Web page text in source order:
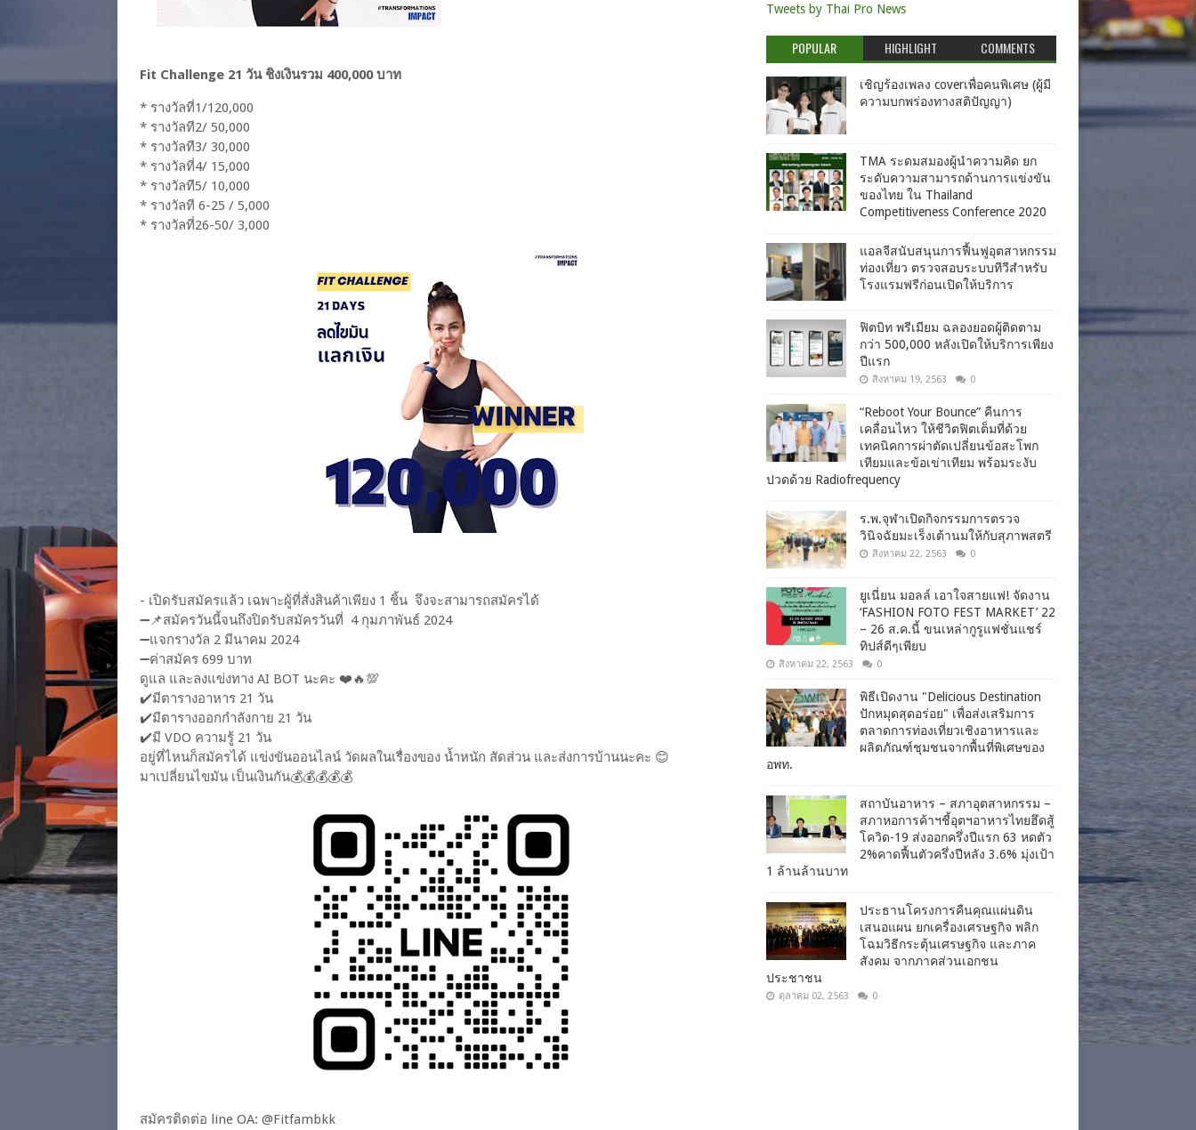
Fit Challenge 21 วัน ชิงเงินรวม 400,000 บาท
* รางวัลที่1/120,000
* รางวัลที2/ 50,000
* รางวัลที3/ 30,000
* รางวัลที่4/ 15,000
* รางวัลที5/ 10,000
* รางวัลที 6-25 / 5,000
* รางวัลที่26-50/ 3,000
- เปิดรับสมัครแล้ว เฉพาะผู้ที่สั่งสินค้าเพียง 1 ชิ้น จึงจะสามารถสมัครได้
➖📌สมัครวันนี้จนถึงปิดรับสมัครวันที่ 4 กุมภาพันธ์ 2024
➖แจกรางวัล 2 มีนาคม 2024
➖ค่าสมัคร 699 บาท
ดูแล และลงแข่งทาง AI BOT นะคะ ❤️🔥💯
✔️มีตารางอาหาร 21 วัน
✔️มีตารางออกกำลังกาย 21 วัน
✔️มี VDO ความรู้ 21 วัน
อยู่ที่ไหนก็สมัครได้ แข่งขันออนไลน์ วัดผลในเรื่องของ น้ำหนัก สัดส่วน และส่งการบ้านนะคะ 😊
มาเปลี่ยนไขมัน เป็นเงินกัน💰💰💰💰💰
สมัครติดต่อ line OA: @Fitfambkk
Tweets by Thai Pro News
POPULAR HIGHLIGHT COMMENTS
เชิญร้องเพลง coverเพื่อคนพิเศษ (ผู้มี
ความบกพร่องทางสติปัญญา)
TMA ระดมสมองผู้นำความคิด ยก
ระดับความสามารถด้านการแข่งขัน
ของไทย ใน Thailand
Competitiveness Conference 2020
แอลจีสนับสนุนการฟื้นฟูอุตสาหกรรม
ท่องเที่ยว ตรวจสอบระบบทีวีสำหรับ
โรงแรมฟรีก่อนเปิดให้บริการ
ฟิตบิท พรีเมียม ฉลองยอดผู้ติดตาม
กว่า 500,000 หลังเปิดให้บริการเพียง
ปีแรก
สิงหาคม 19, 2563 0
“Reboot Your Bounce” คืนการ
เคลื่อนไหว ให้ชีวิตฟิตเต็มที่ด้วย
เทคนิคการผ่าตัดเปลี่ยนข้อสะโพก
เทียมและข้อเข่าเทียม พร้อมระงับ
ปวดด้วย Radiofrequency
ร.พ.จุฬาเปิดกิจกรรมการตรวจ
วินิจฉัยมะเร็งเต้านมให้กับสุภาพสตรี
สิงหาคม 22, 2563 0
ยูเนี่ยน มอลล์ เอาใจสายแฟ! จัดงาน
‘FASHION FOTO FEST MARKET’ 22
– 26 ส.ค.นี้ ขนเหล่ากูรูแฟชั่นแชร์
ทิปส์ดีๆเพียบ
สิงหาคม 22, 2563 0
พิธีเปิดงาน "Delicious Destination
ปักหมุดสุดอร่อย" เพื่อส่งเสริมการ
ตลาดการท่องเที่ยวเชิงอาหารและ
ผลิตภัณฑ์ชุมชนจากพื้นที่พิเศษของ
อพท.
สถาบันอาหาร – สภาอุตสาหกรรม –
สภาหอการค้าฯชี้อุตฯอาหารไทยฮึดสู้
โควิด-19 ส่งออกครึ่งปีแรก 63 หดตัว
2%คาดฟื้นตัวครึ่งปีหลัง 3.6% มุ่งเป้า
1 ล้านล้านบาท
ประธานโครงการคืนคุณแผ่นดิน
เสนอแผน ยกเครื่องเศรษฐกิจ พลิก
โฉมวิธีกระตุ้นเศรษฐกิจ และภาค
สังคม จากภาคส่วนเอกชน
ประชาชน
ตุลาคม 02, 2563 0